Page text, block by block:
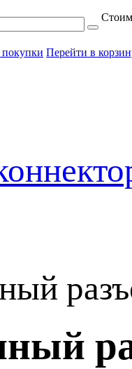
Перейти в